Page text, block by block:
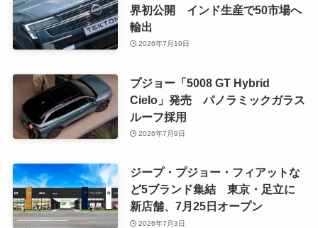
界初公開 インド生産で50市場へ
輸出
2026年7月10日
プジョー「5008 GT Hybrid
Cielo」発売 パノラミックガラス
ルーフ採用
2026年7月9日
ジープ・プジョー・フィアットな
ど5ブランド集結 東京・足立に
新店舗、7月25日オープン
2026年7月3日